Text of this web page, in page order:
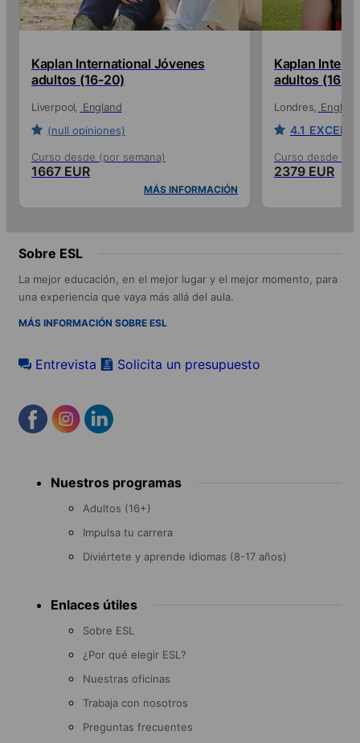
Kaplan International Jóvenes
adultos (16-20)
Liverpool
England
(null opiniones)
Curso desde (por semana)
1667 EUR
MÁS INFORMACIÓN
Kaplan
adultos (16-
Londres England
4.1
Curso desde
2379 EUR
Sobre ESL
La mejor educación, en el mejor lugar y el mejor momento, para
una experiencia que vaya más allá del aula.
MÁS INFORMACIÓN SOBRE ESL
Entrevista Solicita un presupuesto
menu Nuestros programas
Adultos (16+)
Impulsa tu carrera
Diviértete y aprende idiomas (8-17 años)
Enlaces útiles
Sobre ESL
¿Por qué elegir ESL?
Nuestras oficinas
Trabaja con nosotros
Preguntas frecuentes